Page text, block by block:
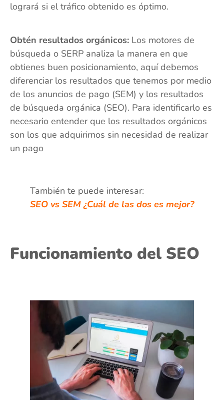
logrará si el tráfico obtenido es óptimo.
Obtén resultados orgánicos: Los motores de
búsqueda o SERP analiza la manera en que
obtienes buen posicionamiento, aquí debemos
diferenciar los resultados que tenemos por medio
de los anuncios de pago (SEM) y los resultados
de búsqueda orgánica (SEO). Para identificarlo es
necesario entender que los resultados orgánicos
son los que adquirirnos sin necesidad de realizar
un pago
También te puede interesar:
SEO vs SEM ¿Cuál de las dos es mejor?
Funcionamiento del SEO